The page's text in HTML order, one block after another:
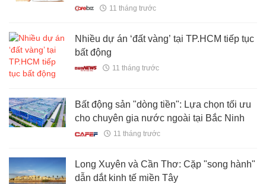
mới
11 tháng trước
Nhiều dự án ‘đất vàng’ tại TP.HCM tiếp tục
bất động
11 tháng trước
Bất động sản "dòng tiền": Lựa chọn tối ưu
cho chuyên gia nước ngoài tại Bắc Ninh
11 tháng trước
Long Xuyên và Cần Thơ: Cặp "song hành"
dẫn dắt kinh tế miền Tây